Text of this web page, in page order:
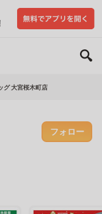
グ 大宮桜木町店
フォロー